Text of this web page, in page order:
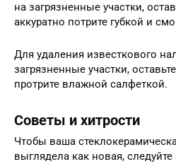
на загрязненные участки,
аккуратно потрите губкой и
Для удаления известкового
загрязненные участки,
протрите влажной салфеткой.
Советы и хитрости
Чтобы ваша
выглядела как новая,